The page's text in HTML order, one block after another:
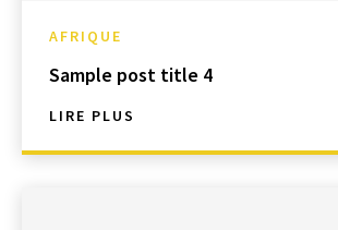
AFRIQUE
Sample post title 4
LIRE PLUS